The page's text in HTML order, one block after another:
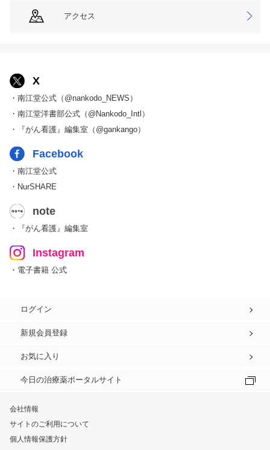
アクセス
X
・南江堂公式（@nankodo_NEWS）
・南江堂洋書部公式（@Nankodo_Intl）
・『がん看護』編集室（@gankango）
Facebook
・南江堂公式
・NurSHARE
note
・『がん看護』編集室
Instagram
・電子書籍 公式
ログイン
新規会員登録
お気に入り
今日の治療薬ポータルサイト
会社情報
サイトのご利用について
個人情報保護方針